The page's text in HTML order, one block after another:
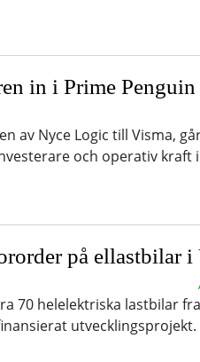
in i Prime Penguin
av Nyce Logic till Visma,
och operativ
på ellastbilar i
70 helelektriska lastbilar